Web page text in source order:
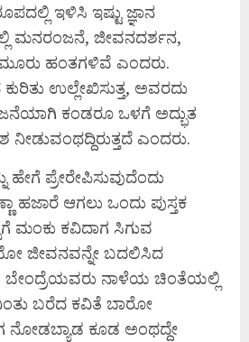
ಇಳಿಸಿ ಇಷ್ಟು ಜ್ಞಾನ
ಮನರಂಜನೆ, ಜೀವನದರ್ಶನ,
ಹಂತಗಳಿವೆ ಎಂದರು.
ಉಲ್ಲೇಖಿಸುತ್ತ, ಅವರದು
ಕಂಡರೂ ಒಳಗೆ ಅದ್ಭುತ
ಎಂದರು.
ಹೇಗೆ ಪ್ರೇರೇಪಿಸುವುದೆಂದು
ಹಜಾರೆ ಆಗಲು ಒಂದು ಪುಸ್ತಕ
ಮಂಕು ಕವಿದಾಗ ಸಿಗುವ
ಜೀವನವನ್ನೇ ಬದಲಿಸಿದ
ನಾಳೆಯ ಚಿಂತೆಯಲ್ಲಿ
ಬರೆದ ಕವಿತೆ ಬಾರೋ
ನೋಡಬ್ಯಾಡ ಕೂಡ ಅಂಥದ್ದೇ